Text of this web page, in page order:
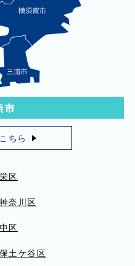
市
ちら
栄区
神奈川区
中区
保土ケ谷区